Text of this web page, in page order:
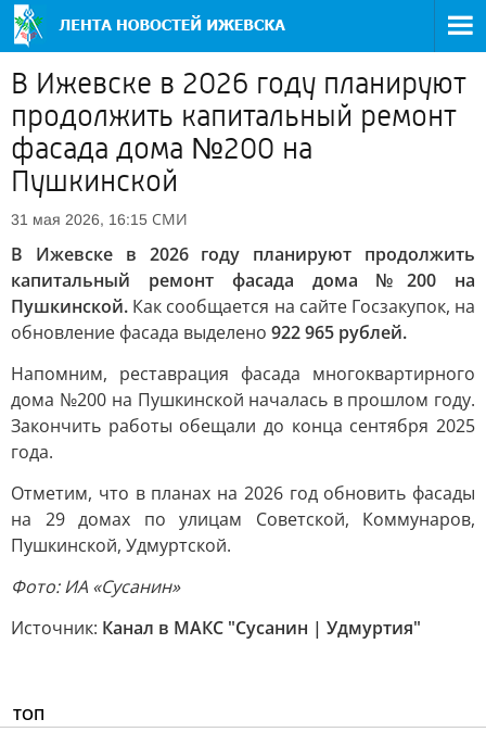
В Ижевске в 2026 году планируют
продолжить капитальный ремонт
фасада дома №200 на
Пушкинской
31 мая 2026, 16:15 СМИ
В Ижевске в 2026 году планируют продолжить
капитальный ремонт фасада дома №200 на
Пушкинской. Как сообщается на сайте Госзакупок, на
обновление фасада выделено 922 965 рублей.
Напомним, реставрация фасада многоквартирного
дома №200 на Пушкинской началась в прошлом году.
Закончить работы обещали до конца сентября 2025
года.
Отметим, что в планах на 2026 год обновить фасады
на 29 домах по улицам Советской, Коммунаров,
Пушкинской, Удмуртской.
Фото: ИА «Сусанин»
Источник: Канал в МАКС "Сусанин | Удмуртия"
ТОП